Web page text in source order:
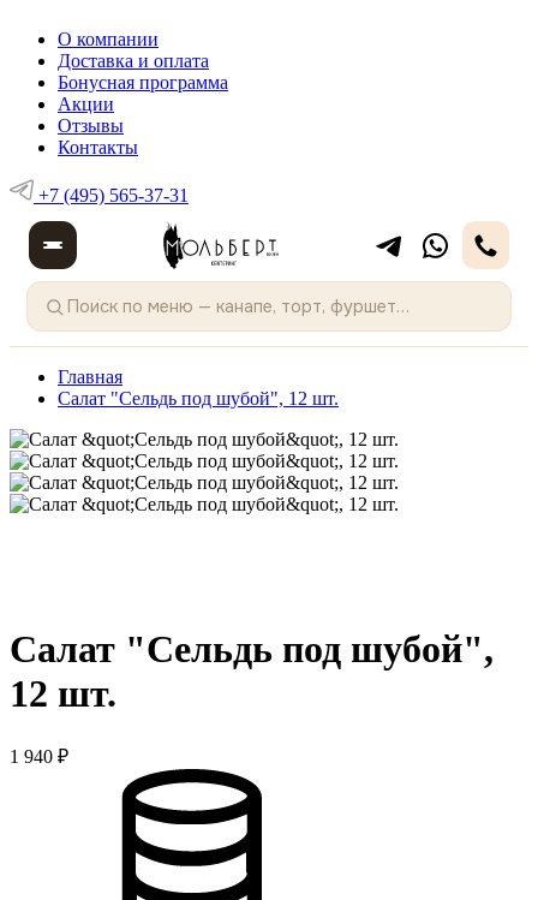
О компании
Доставка и оплата
Бонусная программа
Акции
Отзывы
Контакты
+7 (495) 565-37-31
Главная
Салат "Сельдь под шубой", 12 шт.
Салат "Сельдь под шубой",
12 шт.
1 940 ₽